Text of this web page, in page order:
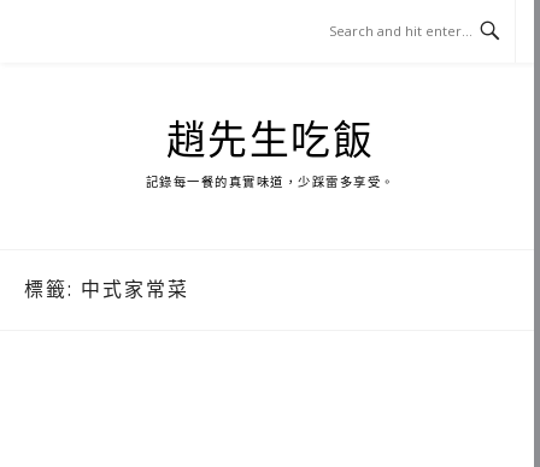
趙先生吃飯
記錄每一餐的真實味道，少踩雷多享受。
標籤: 中式家常菜